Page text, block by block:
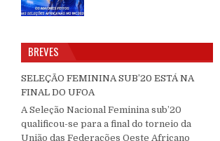
BREVES
SELEÇÃO FEMININA SUB’20 ESTÁ NA
FINAL DO UFOA
A Seleção Nacional Feminina sub’20
qualificou-se para a final do torneio da
União das Federações Oeste Africano